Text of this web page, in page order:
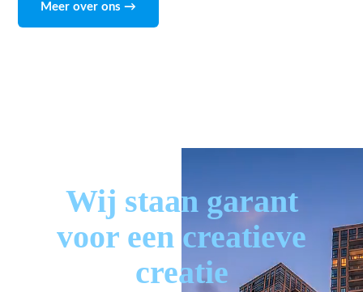
Meer over ons →
Wij staan garant
voor een creatieve
creatie